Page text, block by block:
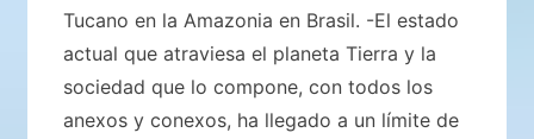
Tucano en la Amazonia en Brasil. -El estado
actual que atraviesa el planeta Tierra y la
sociedad que lo compone, con todos los
anexos y conexos, ha llegado a un límite de